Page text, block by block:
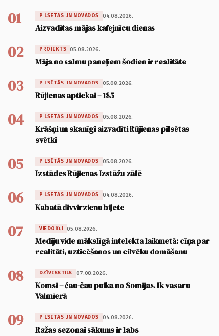
01 PILSĒTĀS UN NOVADOS 04.08.2026.
Aizvadītas mājas kafejnīcu dienas
02 PROJEKTS 05.08.2026.
Māja no salmu paneļiem šodien ir realitāte
03 PILSĒTĀS UN NOVADOS 05.08.2026.
Rūjienas aptiekai – 185
04 PILSĒTĀS UN NOVADOS 05.08.2026.
Krāšņi un skanīgi aizvadīti Rūjienas pilsētas
svētki
05 PILSĒTĀS UN NOVADOS 05.08.2026.
Izstādes Rūjienas Izstāžu zālē
06 PILSĒTĀS UN NOVADOS 04.08.2026.
Kabatā divvirzienu biļete
07 VIEDOKĻI 05.08.2026.
Mediju vide mākslīgā intelekta laikmetā: cīņa par
realitāti, uzticēšanos un cilvēku domāšanu
08 DZĪVESSTILS 07.08.2026.
Komsi – čau-čau puika no Somijas. Ik vasaru
Valmierā
09 PILSĒTĀS UN NOVADOS 04.08.2026.
Ražas sezonai sākums ir labs